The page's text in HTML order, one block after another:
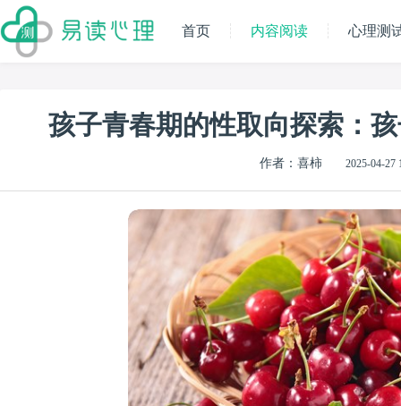
首页 内容阅读 心理测
孩子青春期的性取向探索：
作者：喜柿 2025-04-27